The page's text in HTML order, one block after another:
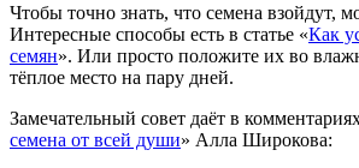
Чтобы точно знать, что семена взойдут,
Интересные способы есть в статье «Как
семян». Или просто положите их во
тёплое место на пару дней.
Замечательный совет даёт в
семена от всей души» Алла Широкова: